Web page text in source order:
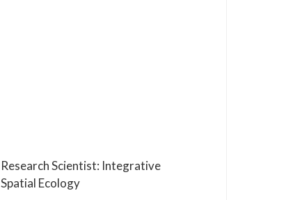
Research Scientist: Integrative
Spatial Ecology